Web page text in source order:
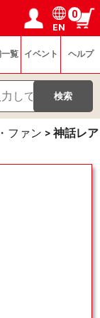
EN
0
覧 イベント ヘルプ
ファン > 神話レア